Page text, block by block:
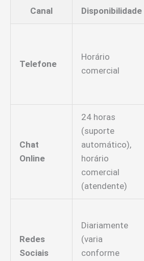
Canal
Disponibilidade
Telefone
Horário
comercial
Chat
Online
24 horas
(suporte
automático),
horário
comercial
(atendente)
Redes
Sociais
Diariamente
(varia
conforme